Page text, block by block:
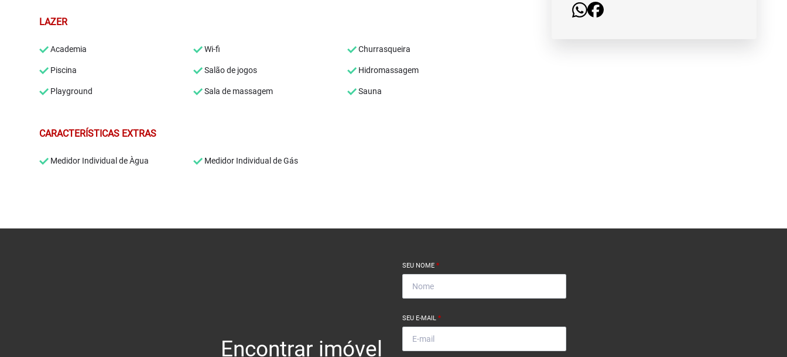
LAZER
Academia Wi-fi Churrasqueira
Piscina Salão de jogos Hidromassagem
Playground Sala de massagem Sauna
CARACTERÍSTICAS EXTRAS
Medidor Individual de Àgua Medidor Individual de Gás
Encontrar imóvel
SEU NOME *
SEU E-MAIL *